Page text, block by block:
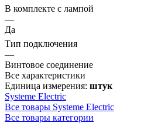
В комплекте с лампой
—
Да
Тип подключения
—
Винтовое соединение
Все характеристики
Единица измерения: штук
Systeme Electric
Все товары Systeme Electric
Все товары категории